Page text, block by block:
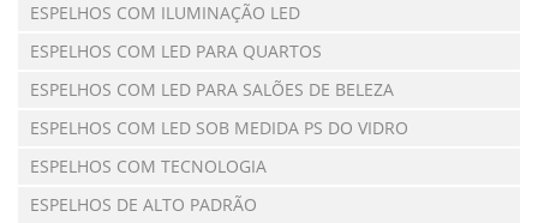
ESPELHOS COM ILUMINAÇÃO LED
ESPELHOS COM LED PARA QUARTOS
ESPELHOS COM LED PARA SALÕES DE BELEZA
ESPELHOS COM LED SOB MEDIDA PS DO VIDRO
ESPELHOS COM TECNOLOGIA
ESPELHOS DE ALTO PADRÃO